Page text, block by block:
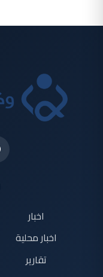
اخبار
اخبار محلية
تقارير